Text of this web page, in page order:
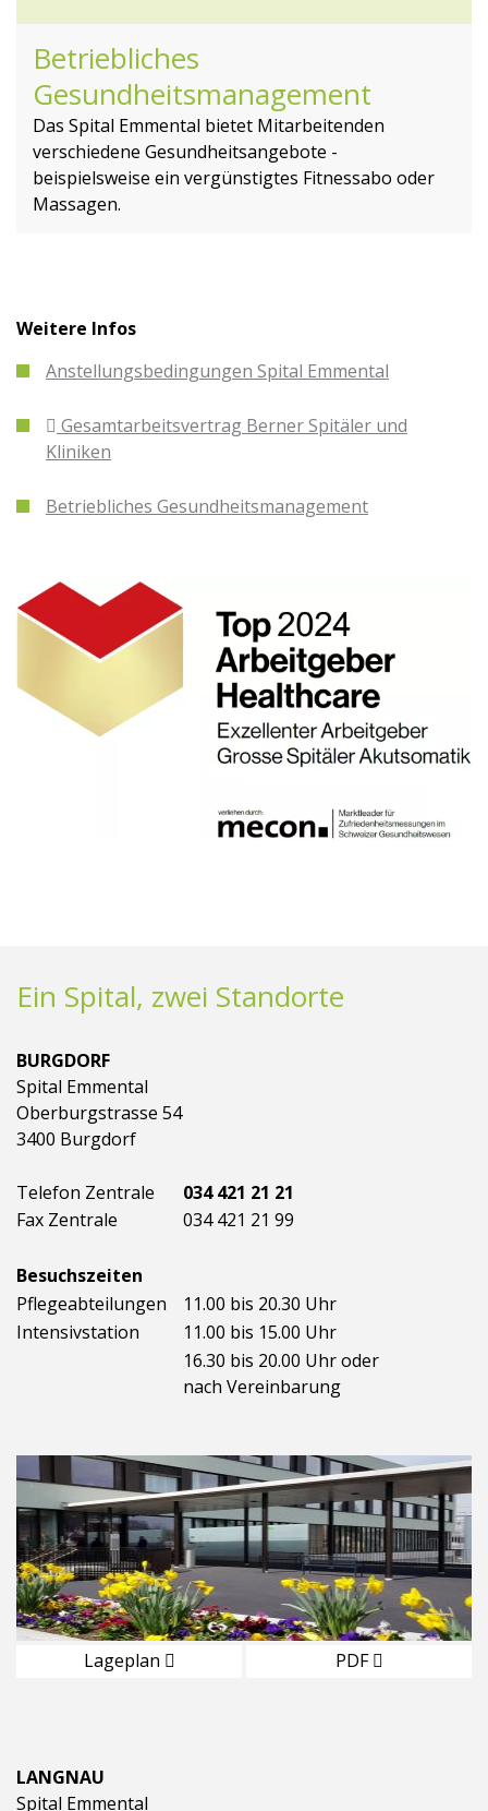
Betriebliches
Gesundheitsmanagement
Das Spital Emmental bietet Mitarbeitenden
verschiedene Gesundheitsangebote -
beispielsweise ein vergünstigtes Fitnessabo oder
Massagen.
Weitere Infos
Anstellungsbedingungen Spital Emmental
Gesamtarbeitsvertrag Berner Spitäler und
Kliniken
Betriebliches Gesundheitsmanagement
Ein Spital, zwei Standorte
BURGDORF
Spital Emmental
Oberburgstrasse 54
3400 Burgdorf
Telefon Zentrale
034 421 21 21
Fax Zentrale
034 421 21 99
Besuchszeiten
Pflegeabteilungen
11.00 bis 20.30 Uhr
Intensivstation
11.00 bis 15.00 Uhr
16.30 bis 20.00 Uhr oder
nach Vereinbarung
Lageplan PDF
LANGNAU
Spital Emmental